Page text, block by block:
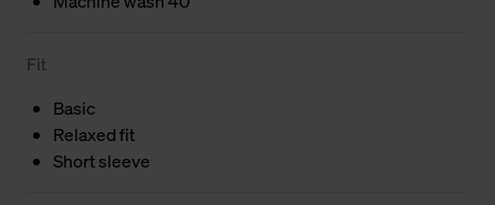
Fit
Basic
Relaxed fit
Short sleeve